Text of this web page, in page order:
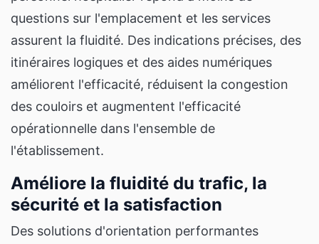
questions sur l'emplacement et les services
assurent la fluidité. Des indications précises, des
itinéraires logiques et des aides numériques
améliorent l'efficacité, réduisent la congestion
des couloirs et augmentent l'efficacité
opérationnelle dans l'ensemble de
l'établissement.
Améliore la fluidité du trafic, la
sécurité et la satisfaction
Des solutions d'orientation performantes